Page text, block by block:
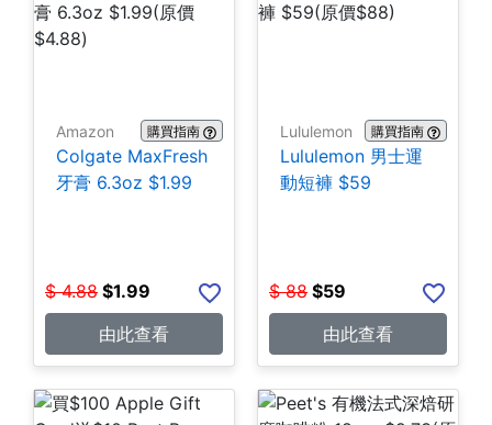
Amazon 購買指南
Colgate MaxFresh
牙膏 6.3oz $1.99
$ 4.88 $1.99
由此查看
Lululemon 購買指南
Lululemon 男士運
動短褲 $59
$ 88 $59
由此查看